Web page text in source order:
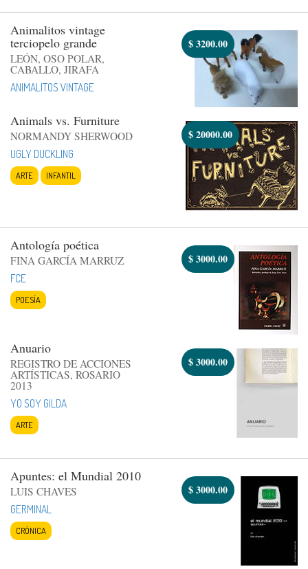
Animalitos vintage
terciopelo grande
LEÓN, OSO POLAR,
CABALLO, JIRAFA
ANIMALITOS VINTAGE
$3200.00
Animals vs. Furniture
NORMANDY SHERWOOD
UGLY DUCKLING
ARTE INFANTIL
$20000.00
Antología poética
FINA GARCÍA MARRUZ
FCE
POESÍA
$3000.00
Anuario
REGISTRO DE ACCIONES
ARTÍSTICAS, ROSARIO
2013
YO SOY GILDA
ARTE
$3000.00
Apuntes: el Mundial 2010
LUIS CHAVES
GERMINAL
CRÓNICA
$3000.00